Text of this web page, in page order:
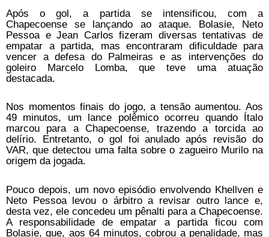
Após o gol, a partida se intensificou, com a
Chapecoense se lançando ao ataque. Bolasie, Neto
Pessoa e Jean Carlos fizeram diversas tentativas de
empatar a partida, mas encontraram dificuldade para
vencer a defesa do Palmeiras e as intervenções do
goleiro Marcelo Lomba, que teve uma atuação
destacada.
Nos momentos finais do jogo, a tensão aumentou. Aos
49 minutos, um lance polêmico ocorreu quando Ítalo
marcou para a Chapecoense, trazendo a torcida ao
delírio. Entretanto, o gol foi anulado após revisão do
VAR, que detectou uma falta sobre o zagueiro Murilo na
origem da jogada.
Pouco depois, um novo episódio envolvendo Khellven e
Neto Pessoa levou o árbitro a revisar outro lance e,
desta vez, ele concedeu um pênalti para a Chapecoense.
A responsabilidade de empatar a partida ficou com
Bolasie, que, aos 64 minutos, cobrou a penalidade, mas